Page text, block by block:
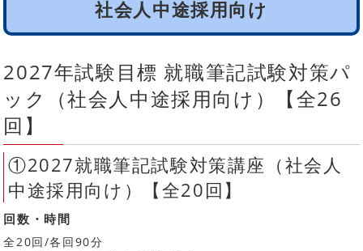
社会人中途採用向け
2027年試験目標 就職筆記試験対策パ
ック（社会人中途採用向け）【全26
回】
①2027就職筆記試験対策講座（社会人
中途採用向け）【全20回】
回数・時間
全20回/各回90分